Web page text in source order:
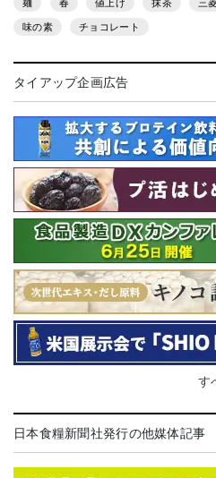
麺 春 値上げ 抹茶 三
味の素 チョコレート
タイアップ企画広告
す
日本食糧新聞社発行の他媒体記事